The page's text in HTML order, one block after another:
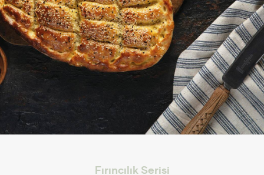
Fırıncılık Serisi